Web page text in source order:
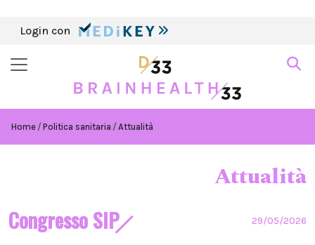
Login con
Home Politica sanitaria Attualità
Attualità
Congresso SIP 29/05/2026